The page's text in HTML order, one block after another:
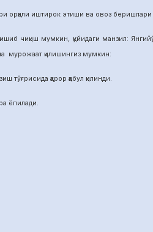
орқали иштирок этиши ва овоз
чиқиш мумкин, қуйидаги манзил:
мурожаат қилишингиз мумкин:
тўғрисида қарор қабул қилинди.
ёпилади.